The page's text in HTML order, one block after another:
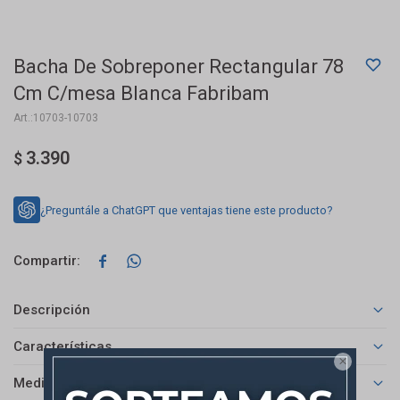

Bacha De Sobreponer Rectangular 78
Cm C/mesa Blanca Fabribam
10703-10703
$ 3.390
¿Preguntále a ChatGPT que ventajas tiene este producto?
 
Descripción
Características
Medios de pago